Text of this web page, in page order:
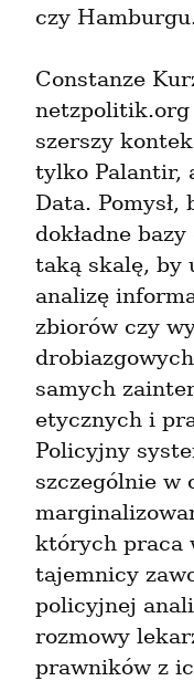
czy
Constanze
netzpolitik.org
szerszy
tylko Palantir,
Data.
dokładne
taką skalę, by
analizę
zbiorów czy
samych
etycznych i
Policyjny
szczególnie w
których praca
tajemnicy
policyjnej
rozmowy
prawników z